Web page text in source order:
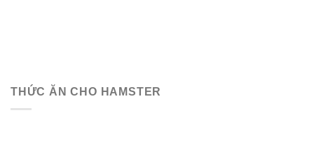
THỨC ĂN CHO HAMSTER